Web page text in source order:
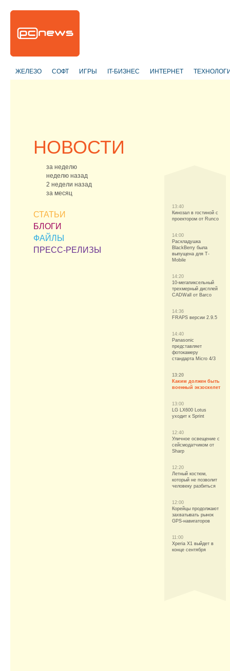
ЖЕЛЕЗО СОФТ ИГРЫ IT-БИЗНЕС ИНТЕРНЕТ
НОВОСТИ
за неделю
неделю назад
2 недели назад
за месяц
СТАТЬИ
БЛОГИ
ФАЙЛЫ
ПРЕСС-РЕЛИЗЫ
13:40
Кинозал в гостиной с
проектором от Runco
14:00
Раскладушка
BlackBerry была
выпущена для T-
Mobile
14:20
10-мегапиксельный
трехмерный дисплей
CADWall от Barco
14:36
FRAPS версии 2.9.5
14:40
Panasonic
представляет
фотокамеру
стандарта Micro 4/3
13:20
Каким должен быть
военный экзоскелет
13:00
LG LX600 Lotus
уходит к Sprint
12:40
Уличное освещение с
сейсмодатчиком от
Sharp
12:20
Летный костюм,
который не позволит
человеку разбиться
12:00
Корейцы продолжают
захватывать рынок
GPS-навигаторов
11:00
Xperia X1 выйдет в
конце сентября